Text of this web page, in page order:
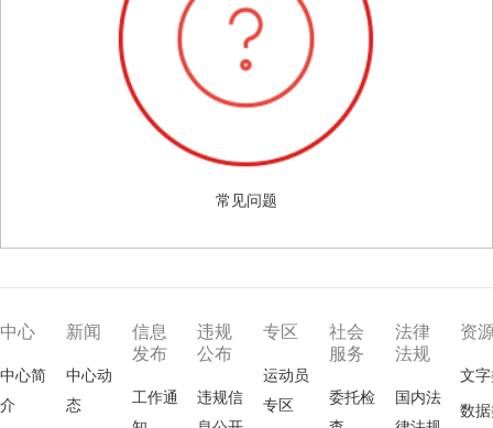
常见问题
中心
中心简
介
新闻
中心动
态
信息
发布
工作通
违规
公布
违规信
专区
运动员
专区
社会
服务
委托检
法律
法规
国内法
资
文
数